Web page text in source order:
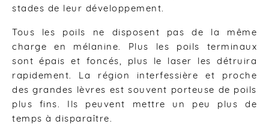
stades de leur développement.
Tous les poils ne disposent pas de la même
charge en mélanine. Plus les poils terminaux
sont épais et foncés, plus le laser les détruira
rapidement. La région interfessière et proche
des grandes lèvres est souvent porteuse de poils
plus fins. Ils peuvent mettre un peu plus de
temps à disparaître.